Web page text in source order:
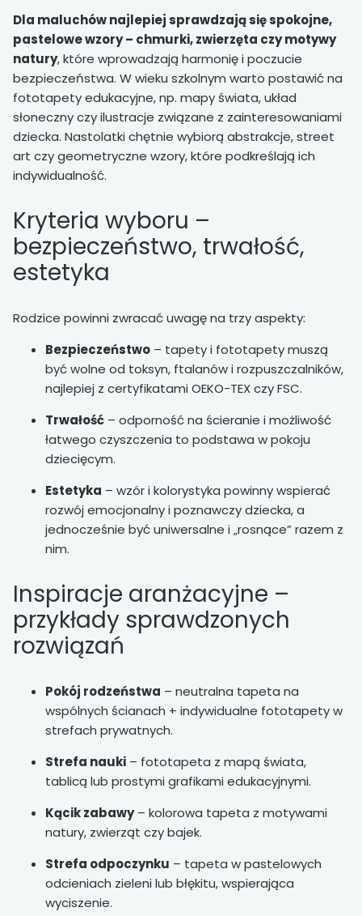
Dla maluchów najlepiej sprawdzają się spokojne,
pastelowe wzory – chmurki, zwierzęta czy motywy
natury, które wprowadzają harmonię i poczucie
bezpieczeństwa. W wieku szkolnym warto postawić na
fototapety edukacyjne, np. mapy świata, układ
słoneczny czy ilustracje związane z zainteresowaniami
dziecka. Nastolatki chętnie wybiorą abstrakcje, street
art czy geometryczne wzory, które podkreślają ich
indywidualność.
Kryteria wyboru –
bezpieczeństwo, trwałość,
estetyka
Rodzice powinni zwracać uwagę na trzy aspekty:
Bezpieczeństwo – tapety i fototapety muszą
być wolne od toksyn, ftalanów i rozpuszczalników,
najlepiej z certyfikatami OEKO-TEX czy FSC.
Trwałość – odporność na ścieranie i możliwość
łatwego czyszczenia to podstawa w pokoju
dziecięcym.
Estetyka – wzór i kolorystyka powinny wspierać
rozwój emocjonalny i poznawczy dziecka, a
jednocześnie być uniwersalne i „rosnące” razem z
nim.
Inspiracje aranżacyjne –
przykłady sprawdzonych
rozwiązań
Pokój rodzeństwa – neutralna tapeta na
wspólnych ścianach + indywidualne fototapety w
strefach prywatnych.
Strefa nauki – fototapeta z mapą świata,
tablicą lub prostymi grafikami edukacyjnymi.
Kącik zabawy– kolorowa tapeta z motywami
natury, zwierząt czy bajek.
Strefa odpoczynku – tapeta w pastelowych
odcieniach zieleni lub błękitu, wspierająca
wyciszenie.